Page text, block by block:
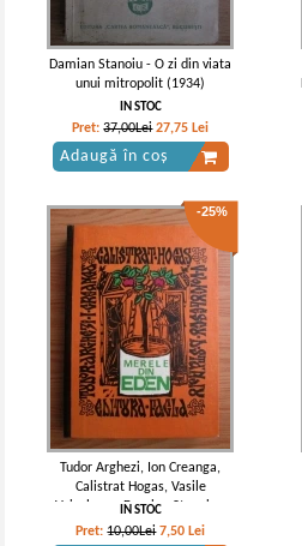
Damian Stanoiu - O zi din viata
unui mitropolit (1934)
IN STOC
Pret:37,00Lei 27,75 Lei
Adaugă în coș
-25%
Tudor Arghezi, Ion Creanga,
Calistrat Hogas, Vasile
Voiculescu, Damian Stanoiu -
Merele din Eden sau dragoste si
IN STOC
Pret:10,00Lei 7,50 Lei